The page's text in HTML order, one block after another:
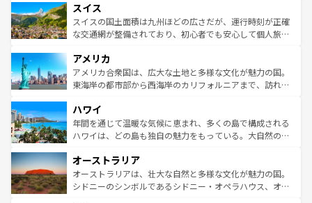
れる地方に足を運ぶとそれぞれで全く異なる文化を体験で
きるだろう。 なお、新着のフランス情報はコンテンツ一覧
を参照してほしい。
は、お酒好きな人にはぜひ体験してほしい。 なお、新着の
ドイツ情報はコンテンツ一覧を参照してほしい。
リアごとに異なる魅力がある。また、優雅なアフタヌーン
ティー、ビール好きにはたまらない英国パブ、サッカー観
戦など、本場だからこそできる体験も豊富。イギリスを旅
ンツ一覧を参照してほしい。
スイス
スイスの国土面積は九州ほどの広さだが、運行時刻が正確
な交通網が整備されており、初心者でも安心して個人旅行
の建物がそのまま残る町や、スイスならではのユニークな
博物館もあり、アルプス観光だけでなく町歩きも満喫する
ことができる。国民の所得が高いため物価も高いが、旅行
ば市内交通費無料で観光を楽しむこともできる。 なお、新
着のスイス情報はコンテンツ一覧 を参照してほしい。
アメリカ
アメリカ合衆国は、広大な土地と多様な文化が魅力の国。
東海岸の都市部から西海岸のカリフォルニアまで、訪れる
のような巨大都市は、観光、ショッピング、エンターテイ
ンメントが詰まった刺激的なスポットだ。一方、アメリカ
西部には大自然が広がり、グランドキャニオンやイエロー
部のニューオーリンズでは、音楽と美食が融合した独特の
文化が魅力。旅行者はアメリカの各地域で異なる魅力を楽
しみながら、その多様性と豊かな歴史を感じることができ
ハワイ
年間を通じて温暖な気候に恵まれ、多くの島で構成される
ハワイは、どの島も独自の魅力をもっている。大自然の神
ワイ島は見逃せない。また、定番の観光地といえばオアフ
島だが、静かな自然を求めるならマウイ島やカウアイ島が
おすすめ。エメラルドグリーンに輝く海をはじめ、豊かな
オーストラリア
オーストラリアは、壮大な自然と多様な文化が魅力の国。
シドニーのシンボルであるシドニー・オペラハウス、オー